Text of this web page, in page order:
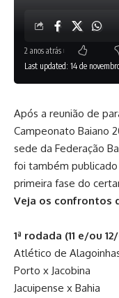
Last updated: 14 de
2 anos atrás
Após a reunião de
Campeonato Baiano
sede da Federação
foi também
primeira fase do
Veja os confrontos
1ª rodada (11 e/ou
Atlético de
Porto x Jacobina
Jacuipense x Bahia